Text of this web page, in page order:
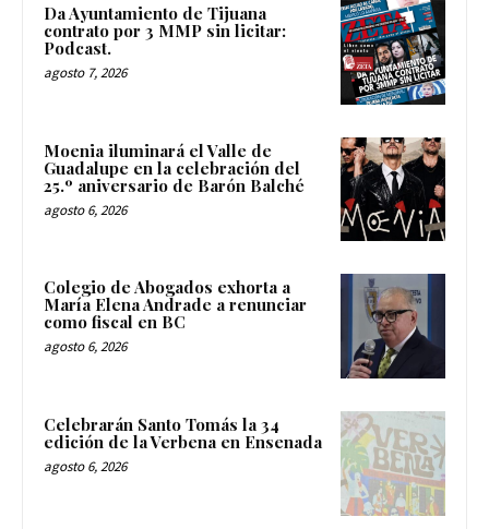
Da Ayuntamiento de Tijuana
contrato por 3 MMP sin licitar:
Podcast.
agosto 7, 2026
Moenia iluminará el Valle de
Guadalupe en la celebración del
25.º aniversario de Barón Balché
agosto 6, 2026
Colegio de Abogados exhorta a
María Elena Andrade a renunciar
como fiscal en BC
agosto 6, 2026
Celebrarán Santo Tomás la 34
edición de la Verbena en Ensenada
agosto 6, 2026